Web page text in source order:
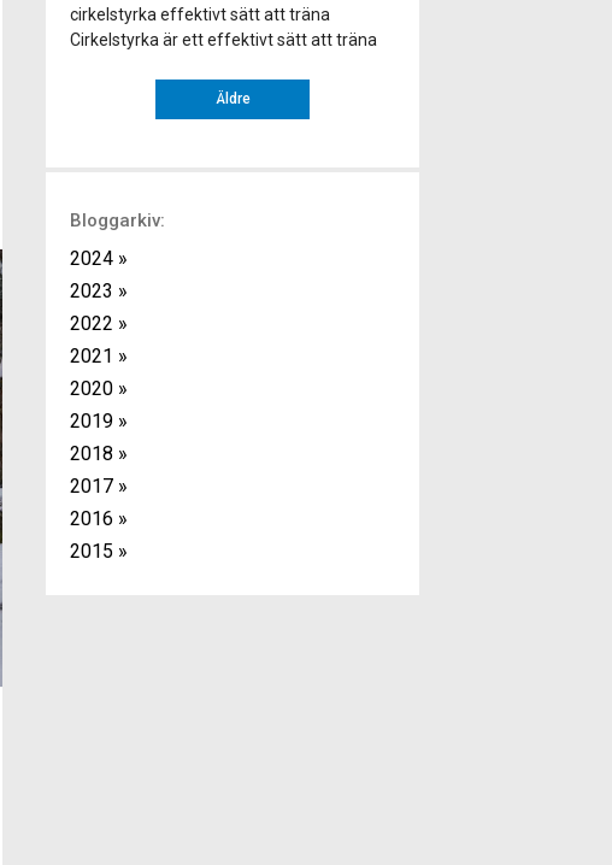
cirkelstyrka effektivt sätt att träna
Cirkelstyrka är ett effektivt sätt att träna
gör ett antal övningar efter varandra eller
med kort vila mellan varje övning. Fördelen
Äldre
Bloggarkiv:
2024 »
2023 »
2022 »
2021 »
2020 »
2019 »
2018 »
2017 »
2016 »
2015 »